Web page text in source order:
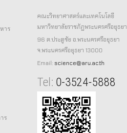
าร
ร
คณะวิทยาศาสตร์และเทคโนโลยี
มหาวิทยาลัยราชภัฏพระนครศรีอยุธยา
96 ต.ประตูชัย อ.พระนครศรีอยุธยา
จ.พระนครศรีอยุธยา 13000
Email: science@aru.ac.th
Tel: 0-3524-5888